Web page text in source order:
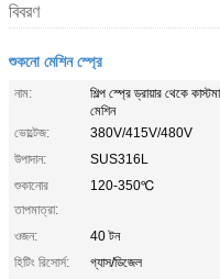
বিবরণ
শুকনো মেশিন স্প্রে
নাম:
শিল্প স্প্রে ড্রায়ার থেকে
মেশিন
ভোল্টেজ:
380V/415V/480V
উপাদান:
SUS316L
শুকানোর
তাপমাত্রা:
120-350℃
ওজন:
40 টন
হিটিং রিসোর্স:
গ্যাস/ডিজেল